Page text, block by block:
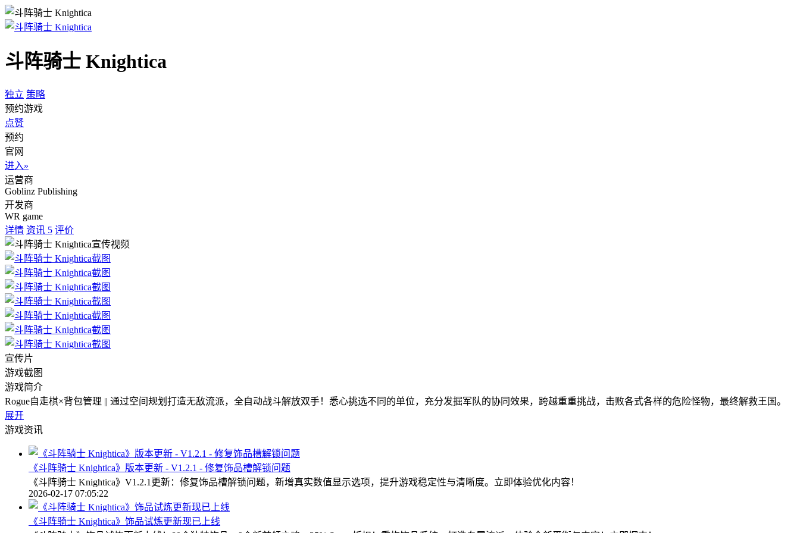
斗阵骑士 Knightica
独立 策略
预约游戏
点赞
预约
官网
进入»
运营商
Goblinz Publishing
开发商
WR game
详情 资讯 5 评价
宣传片
游戏截图
游戏简介
Rogue自走棋×背包管理 || 通过空间规划打造无敌流派，全自动战斗解放双手！悉心挑选不同的单位，充分发掘军队的协同效果，跨越重重挑战，击败各式各样的危险怪物，最终解救王国。
展开
游戏资讯
《斗阵骑士 Knightica》版本更新 - V1.2.1 - 修复饰品槽解锁问题
《斗阵骑士 Knightica》V1.2.1更新：修复饰品槽解锁问题，新增真实数值显示选项，提升游戏稳定性与清晰度。立即体验优化内容！
2026-02-17 07:05:22
《斗阵骑士 Knightica》饰品试炼更新现已上线